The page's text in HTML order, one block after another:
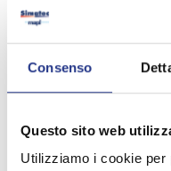
Consenso
Questo sito web
Utilizziamo i cookie per
- Contenitore in ABS
- Mantenitore di
- Rubinetto rimovibile
- Dimensione: mm 470